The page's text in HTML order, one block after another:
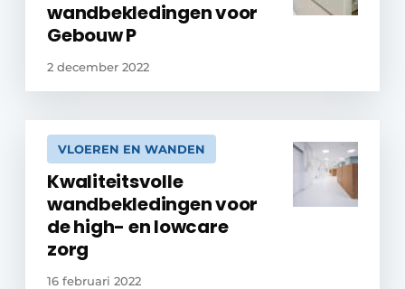
wandbekledingen voor
Gebouw P
2 december 2022
VLOEREN EN WANDEN
Kwaliteitsvolle
wandbekledingen voor
de high- en lowcare
zorg
16 februari 2022